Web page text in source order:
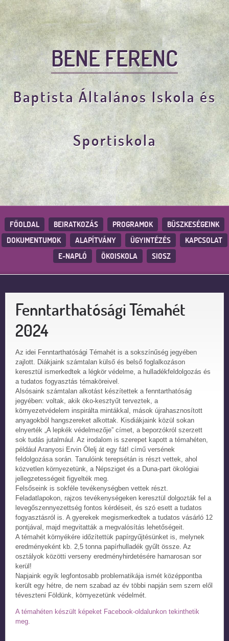
BENE FERENC
Baptista Általános Iskola és
Sportiskola
FŐOLDAL BEIRATKOZÁS PROGRAMOK
BÜSZKESÉGEINK
DOKUMENTUMOK
ALAPÍTVÁNY ÜGYINTÉZÉS
KAPCSOLAT
E-NAPLÓ
ÖKOISKOLA SIOSZ
Fenntarthatósági Témahét
2024
Az idei Fenntarthatósági Témahét is a sokszínűség jegyében
zajlott. Diákjaink számtalan külső és belső foglalkozáson
keresztül ismerkedtek a légkör védelme, a hulladékfeldolgozás és
a tudatos fogyasztás témaköreivel.
Alsósaink számtalan alkotást készítettek a fenntarthatóság
jegyében: voltak, akik öko-kesztyűt terveztek, a
környezetvédelem inspirálta mintákkal, mások újrahasznosított
anyagokból hangszereket alkottak. Kisdiákjaink közül sokan
elnyerték „A lepkék védelmezője” címet, a beporzókról szerzett
sok tudás jutalmául. Az irodalom is szerepet kapott a témahéten,
például Aranyosi Ervin Ölelj át egy fát! című versének
feldolgozása során. Tanulóink terepsétán is részt vettek, ahol
közvetlen környezetünk, a Népsziget és a Duna-part ökológiai
jellegzetességeit figyelték meg.
Felsőseink is sokféle tevékenységben vettek részt.
Feladatlapokon, rajzos tevékenységeken keresztül dolgozták fel a
levegőszennyezettség fontos kérdéseit, és szó esett a tudatos
fogyasztásról is. A gyerekek megismerkedtek a tudatos vásárló 12
pontjával, majd megvitatták a megvalósítás lehetőségeit.
A témahét környékére időzítettük papírgyűjtésünket is, melynek
eredményeként kb. 2,5 tonna papírhulladék gyűlt össze. Az
osztályok közötti verseny eredményhirdetésére hamarosan sor
kerül!
Napjaink egyik legfontosabb problematikája ismét középpontba
került egy hétre, de nem szabad az év többi napján sem szem elől
téveszteni Földünk, környezetünk védelmét.
A témahéten készült képeket Facebook-oldalunkon tekinthetik
meg.